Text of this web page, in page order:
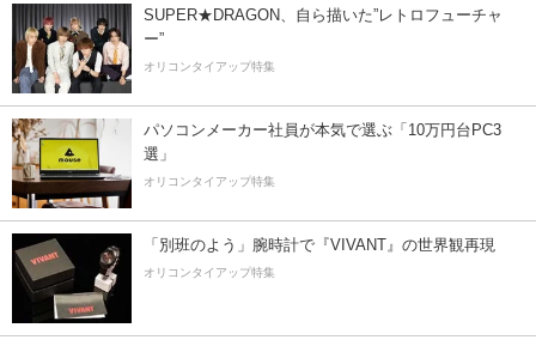
SUPER★DRAGON、自ら描いた”レトロフューチャ
ー”
オリコンタイアップ特集
パソコンメーカー社員が本気で選ぶ「10万円台PC3
選」
オリコンタイアップ特集
「別班のよう」腕時計で『VIVANT』の世界観再現
オリコンタイアップ特集